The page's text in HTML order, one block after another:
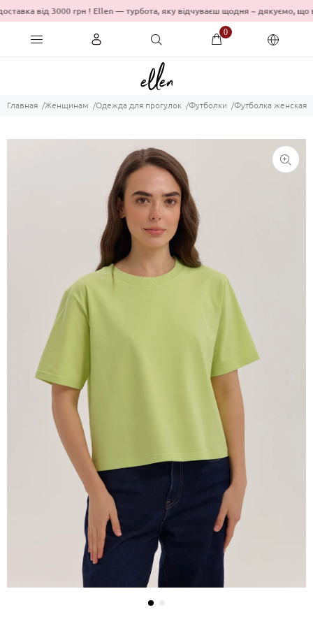
від 3000 грн ! Ellen — турбота, яку відчуваєш щодня ~
0
Главная Женщинам Одежда для прогулок Футболки Футболка женская